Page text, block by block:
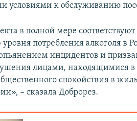
условиями к обслуживанию
в полной мере
потребления алкоголя в
инцидентов и
лицами, находящимися в
спокойствия в
– сказала Доброрез.